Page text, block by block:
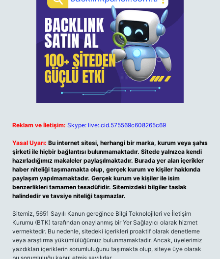
Reklam ve İletişim: Skype: live:.cid.575569c608265c69
Yasal Uyarı: Bu internet sitesi, herhangi bir marka, kurum veya şahıs
şirketi ile hiçbir bağlantısı bulunmamaktadır. Sitede yalnızca kendi
hazırladığımız makaleler paylaşılmaktadır. Burada yer alan içerikler
haber niteliği taşımamakta olup, gerçek kurum ve kişiler hakkında
paylaşım yapılmamaktadır. Gerçek kurum ve kişiler ile isim
benzerlikleri tamamen tesadüfidir. Sitemizdeki bilgiler taslak
halindedir ve tavsiye niteliği taşımazlar.
Sitemiz, 5651 Sayılı Kanun gereğince Bilgi Teknolojileri ve İletişim
Kurumu (BTK) tarafından onaylanmış bir Yer Sağlayıcı olarak hizmet
vermektedir. Bu nedenle, sitedeki içerikleri proaktif olarak denetleme
veya araştırma yükümlülüğümüz bulunmamaktadır. Ancak, üyelerimiz
yazdıkları içeriklerin sorumluluğunu taşımakta olup, siteye üye olarak